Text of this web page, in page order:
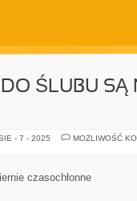
ŚLUBU SĄ
- 7 - 2025
MOŻLIWOŚĆ
czasochłonne